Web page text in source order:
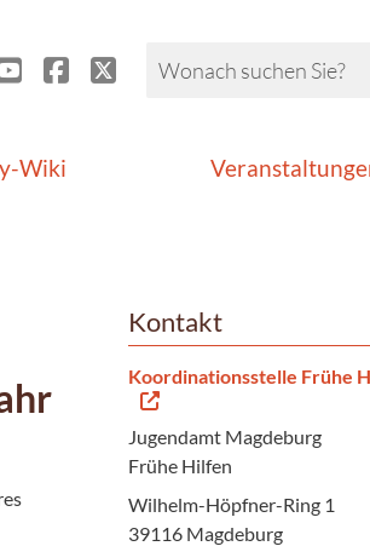
Wiki
Kontakt
Koordinationsstelle Frühe
Jugendamt Magdeburg
Frühe Hilfen
Wilhelm-Höpfner-Ring 1
39116 Magdeburg